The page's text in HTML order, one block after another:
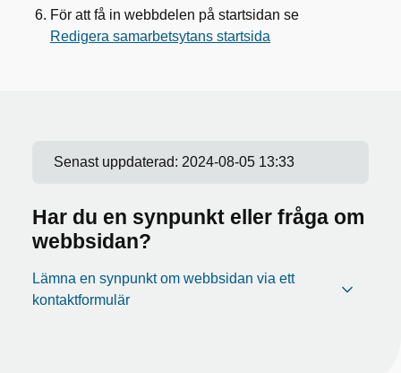
För att få in webbdelen på startsidan se
Redigera samarbetsytans startsida
Senast uppdaterad: 2024-08-05 13:33
Har du en synpunkt eller fråga om
webbsidan?
Lämna en synpunkt om webbsidan via ett
kontaktformulär